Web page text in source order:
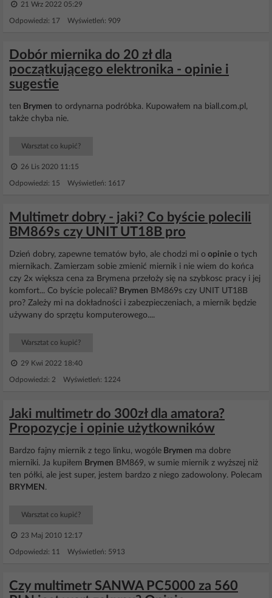
21 Wrz 2022 05:29
Odpowiedzi: 17 Wyświetleń: 909
Dobór miernika do 20 zł dla
początkującego elektronika - opinie i
sugestie
ten Brymen to ordynarna podróbka. Kupowałem na biall.com.pl,
także chyba nie.
Warsztat co kupić?
26 Lis 2020 11:15
Odpowiedzi: 15 Wyświetleń: 1617
Multimetr dobry - jaki? Co byście polecili
BM869s czy UNIT UT18B pro
Dzień dobry, zapewne tematów było, ale chodzi mi o opinie o tych
miernikach. Zamierzam sobie zmienić miernik i nie wiem do końca
czy 2x większa cena za Brymena przełoży się na szybkosc pracy i jej
komfort... Co byście polecali? Brymen BM869s czy UNIT UT18B
pro? Zależy mi na dokładności i zabezpieczeniach, a miernik będzie
używany do sprzętu komputerowego....
Warsztat co kupić?
29 Kwi 2022 18:40
Odpowiedzi: 2 Wyświetleń: 1224
Jaki multimetr do 300zł dla amatora?
Propozycje i opinie użytkowników
Bardzo fajny miernik z tego linku, wogóle Brymen ma dobre
mierniki. Ja kupiłem Brymen BM869, w sumie miernik z wyższej niż
ten półki, ale jest super, jestem bardzo z niego zadowolony. Polecam
BRYMEN .
Warsztat co kupić?
23 Maj 2010 12:17
Odpowiedzi: 11 Wyświetleń: 5913
Czy multimetr SANWA PC5000 za 560